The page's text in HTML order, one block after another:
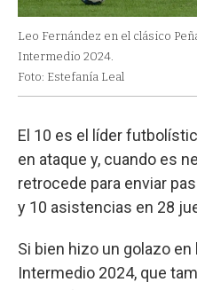
Leo Fernández en el clásico
Intermedio 2024.
Foto: Estefanía Leal
El 10 es el líder
en ataque y, cuando es
retrocede para enviar
y 10 asistencias en 28
Si bien hizo un golazo en
Intermedio 2024, que